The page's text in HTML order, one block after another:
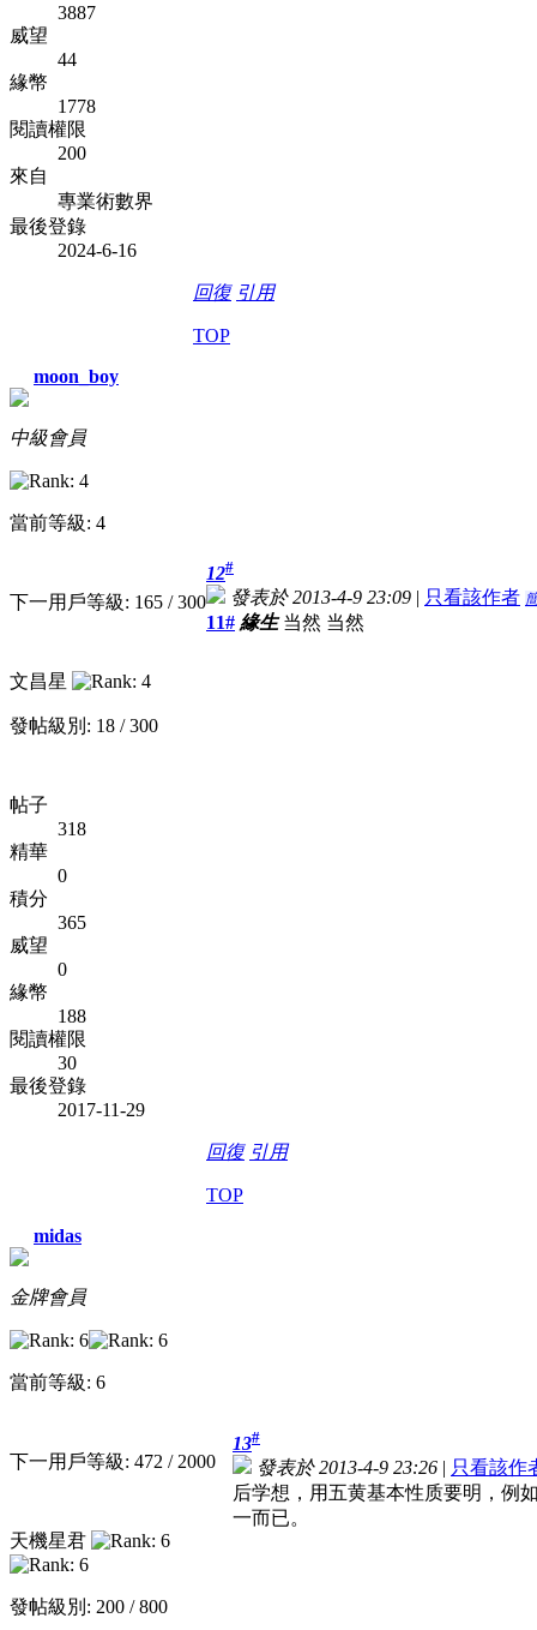
3887
威望
44
緣幣
1778
閱讀權限
200
來自
專業術數界
最後登錄
2024-6-16
回復 引用
TOP
moon_boy
中級會員
當前等級: 4
下一用戶等級: 165 / 300
文昌星
發帖級別: 18 / 300
帖子
318
精華
0
積分
365
威望
0
緣幣
188
閱讀權限
30
最後登錄
2017-11-29
12#
發表於 2013-4-9 23:09 | 只看該作者
11# 緣生 当然 当然
回復 引用
TOP
midas
金牌會員
當前等級: 6
下一用戶等級: 472 / 2000
天機星君
發帖級別: 200 / 800
13#
發表於 2013-4-9 23:26 | 只看該作
后学想，用五黄基本性质要明，例
一而已。